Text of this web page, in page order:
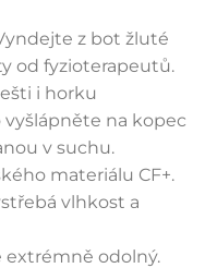
z bot žluté
od fyzioterapeutů.
i horku
na kopec
v suchu.
materiálu CF+.
vlhkost a
extrémně odolný.